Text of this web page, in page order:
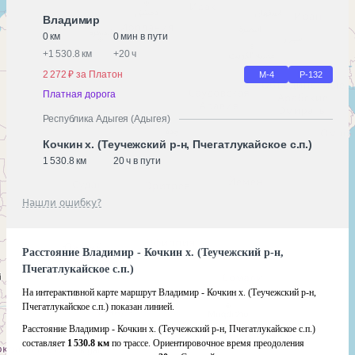
Владимир
0 км
0 мин в пути
+1 530.8 км +20 ч
2 272 ₽ за Платон
М-4 Р-132
Платная дорога
Республика Адыгея (Адыгея)
Кочкин х. (Теучежский р-н, Пчегатлукайское с.п.)
1 530.8 км 20 ч в пути
Нашли ошибку?
Расстояние Владимир - Кочкин х. (Теучежский р-н,
Пчегатлукайское с.п.)
На интерактивной карте маршрут Владимир - Кочкин х. (Теучежский р-н,
Пчегатлукайское с.п.) показан линией.
Расстояние Владимир - Кочкин х. (Теучежский р-н, Пчегатлукайское с.п.)
составляет 1 530.8 км по трассе. Ориентировочное время преодоления